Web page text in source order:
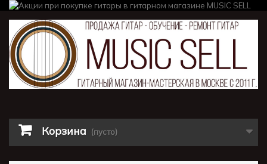
Корзина (пусто)